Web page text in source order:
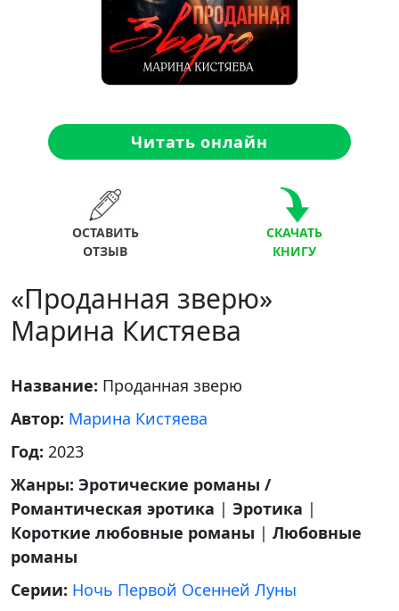
Читать онлайн
ОСТАВИТЬ
ОТЗЫВ
СКАЧАТЬ
КНИГУ
«Проданная зверю»
Марина Кистяева
Название: Проданная зверю
Автор: Марина Кистяева
Год: 2023
Жанры: Эротические романы /
Романтическая эротика | Эротика |
Короткие любовные романы | Любовные
романы
Серии: Ночь Первой Осенней Луны